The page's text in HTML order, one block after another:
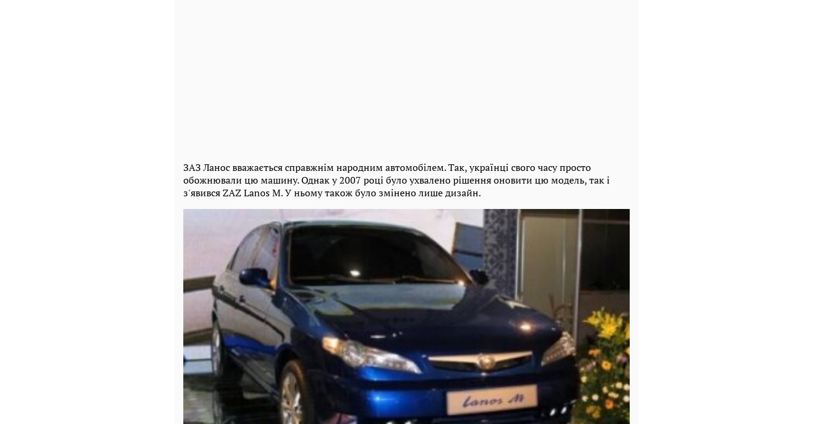
ЗАЗ Ланос вважається справжнім народним автомобілем. Так, українці свого часу просто
обожнювали цю машину. Однак у 2007 році було ухвалено рішення оновити цю модель, так і
з'явився ZAZ Lanos M. У ньому також було змінено лише дизайн.